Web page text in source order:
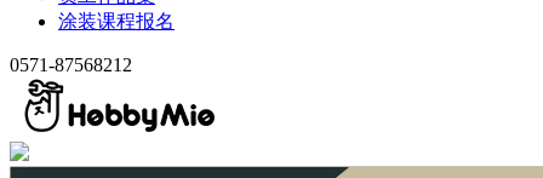
涂装课程报名
0571-87568212